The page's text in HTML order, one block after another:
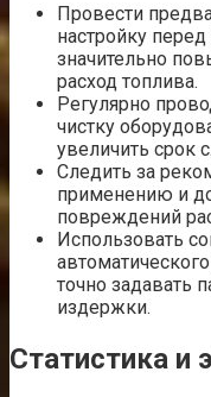
Провести
настройку
значительно
расход топлива.
Регулярно
чистку
увеличить срок
Следить за
применению и
повреждений
Использовать
точно задавать
издержки.
Статистика и